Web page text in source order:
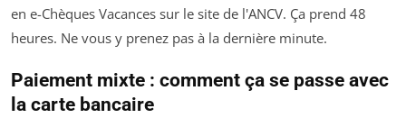
en e-Chèques Vacances sur le site de l'ANCV. Ça prend 48
heures. Ne vous y prenez pas à la dernière minute.
Paiement mixte : comment ça se passe avec
la carte bancaire